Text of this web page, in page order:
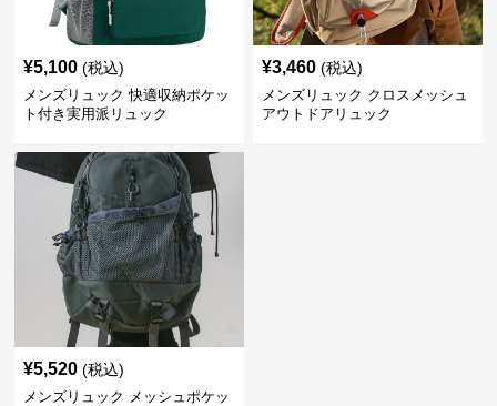
¥5,100 (税込)
メンズリュック 快適収納ポケッ
ト付き実用派リュック
¥3,460 (税込)
メンズリュック クロスメッシュ
アウトドアリュック
¥5,520 (税込)
メンズリュック メッシュポケッ